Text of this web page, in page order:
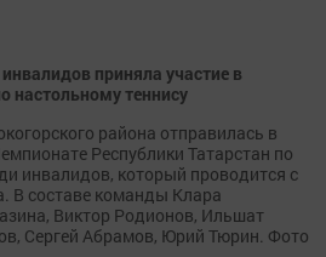
приняла участие в
настольному теннису
района отправилась в
Республики Татарстан по
инвалидов, который проводится с
В составе команды Клара
Виктор Родионов, Ильшат
Сергей Абрамов, Юрий Тюрин. Фото